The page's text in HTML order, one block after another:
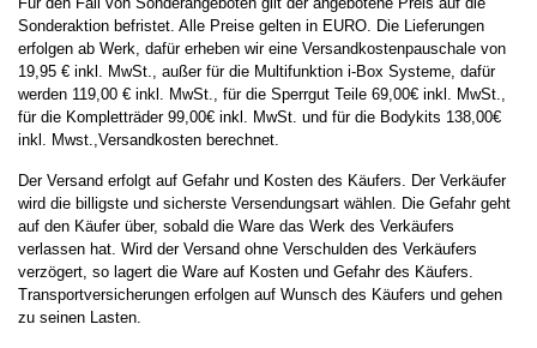
Sonderaktion befristet. Alle Preise gelten in EURO. Die Lieferungen
erfolgen ab Werk, dafür erheben wir eine Versandkostenpauschale von
19,95 € inkl. MwSt., außer für die Multifunktion i-Box Systeme, dafür
werden 119,00 € inkl. MwSt., für die Sperrgut Teile 69,00€ inkl. MwSt.,
für die Kompletträder 99,00€ inkl. MwSt. und für die Bodykits 138,00€
inkl. Mwst.,Versandkosten berechnet.
Der Versand erfolgt auf Gefahr und Kosten des Käufers. Der Verkäufer
wird die billigste und sicherste Versendungsart wählen. Die Gefahr geht
auf den Käufer über, sobald die Ware das Werk des Verkäufers
verlassen hat. Wird der Versand ohne Verschulden des Verkäufers
verzögert, so lagert die Ware auf Kosten und Gefahr des Käufers.
Transportversicherungen erfolgen auf Wunsch des Käufers und gehen
zu seinen Lasten.